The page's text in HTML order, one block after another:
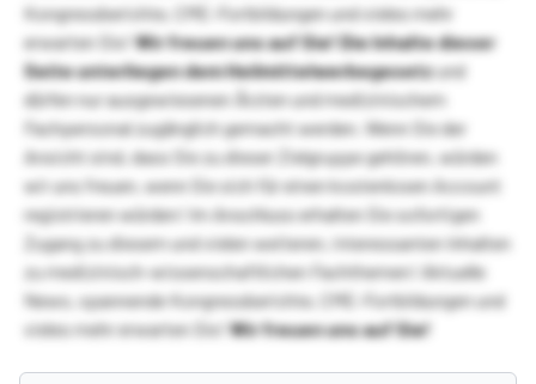
Kongressberichte, CME-Fortbildungen und vieles mehr
erwarten Sie!Wir freuen uns auf Sie!Die Inhalte dieser
Seite unterliegen dem Heilmittelwerbegesetzund
dürfen nur ausgewiesenen Ärzten und medizinischem
Fachpersonal zugänglich gemacht werden. Wenn Sie der
Ansicht sind, dass Sie zu dieser Zielgruppe gehören, würden
wir uns freuen, wenn Sie sich für einen kostenlosen Account
registrieren würden! Im Anschluss erhalten Sie sofortigen
Zugang zu diesem und vielen weiteren, interessanten Inhalten
zu medizinisch-wissenschaftlichen Fachthemen! Aktuelle
News, spannende Kongressberichte, CME-Fortbildungen und
vieles mehr erwarten Sie!Wir freuen uns auf Sie!